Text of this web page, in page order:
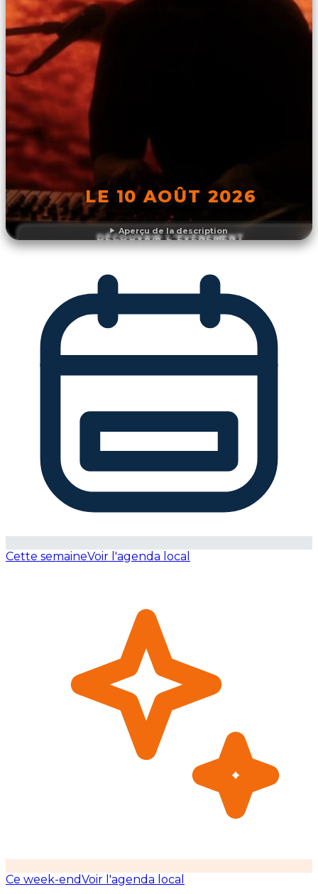
Aperçu de la description
LE 10 AOÛT 2026
DÉCOUVRIR L'ÉVÉNEMENT
Cette semaineVoir l'agenda local
Ce week-endVoir l'agenda local